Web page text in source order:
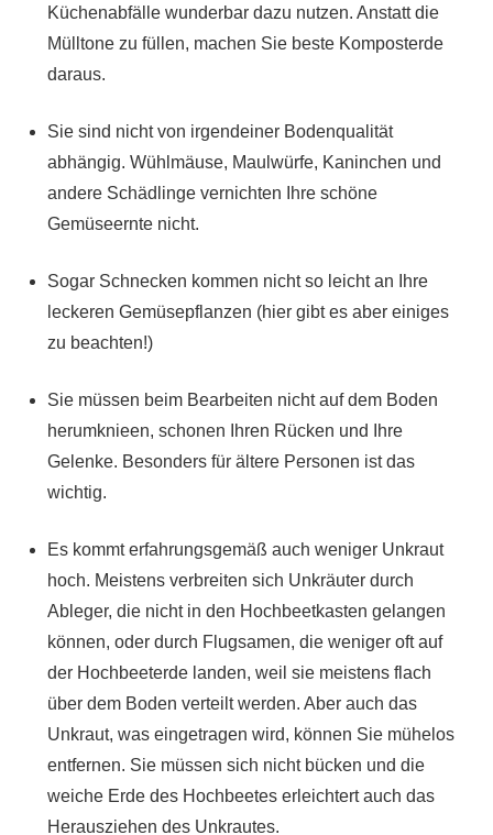
Küchenabfälle wunderbar dazu nutzen. Anstatt die
Mülltone zu füllen, machen Sie beste Komposterde
daraus.
Sie sind nicht von irgendeiner Bodenqualität
abhängig. Wühlmäuse, Maulwürfe, Kaninchen und
andere Schädlinge vernichten Ihre schöne
Gemüseernte nicht.
Sogar Schnecken kommen nicht so leicht an Ihre
leckeren Gemüsepflanzen (hier gibt es aber einiges
zu beachten!)
Sie müssen beim Bearbeiten nicht auf dem Boden
herumknieen, schonen Ihren Rücken und Ihre
Gelenke. Besonders für ältere Personen ist das
wichtig.
Es kommt erfahrungsgemäß auch weniger Unkraut
hoch. Meistens verbreiten sich Unkräuter durch
Ableger, die nicht in den Hochbeetkasten gelangen
können, oder durch Flugsamen, die weniger oft auf
der Hochbeeterde landen, weil sie meistens flach
über dem Boden verteilt werden. Aber auch das
Unkraut, was eingetragen wird, können Sie mühelos
entfernen. Sie müssen sich nicht bücken und die
weiche Erde des Hochbeetes erleichtert auch das
Herausziehen des Unkrautes.